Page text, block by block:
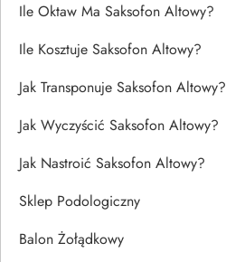
Ile Oktaw Ma Saksofon Altowy?
Ile Kosztuje Saksofon Altowy?
Jak Transponuje Saksofon Altowy?
Jak Wyczyścić Saksofon Altowy?
Jak Nastroić Saksofon Altowy?
Sklep Podologiczny
Balon Żołądkowy